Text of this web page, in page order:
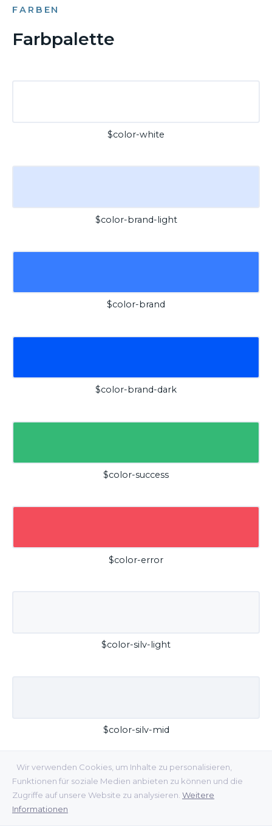
Wir verwenden Cookies, um Inhalte zu personalisieren,
Funktionen für soziale Medien anbieten zu können und die
Zugriffe auf unsere Website zu analysieren. Weitere
Informationen
FARBEN
Farbpalette
$color-white
$color-brand-light
$color-brand
$color-brand-dark
$color-success
$color-error
$color-silv-light
$color-silv-mid